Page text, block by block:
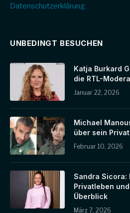
Datenschutz­erklärung
UNBEDINGT BESUCHEN
Katja Burkard
die RTL-
Januar 22, 2026
Michael
über sein
Februar 10, 2026
Sandra Sicora:
Privatleben
Überblick
März 7, 2026